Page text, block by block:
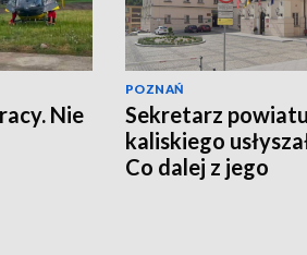
Nie
POZNAŃ
Sekretarz powiatu
kaliskiego
Co dalej z jego